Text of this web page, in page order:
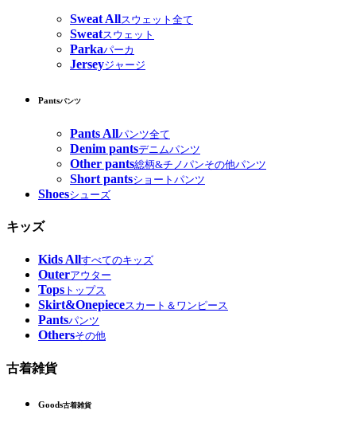
Sweat Allスウェット全て
Sweatスウェット
Parkaパーカ
Jerseyジャージ
Pantsパンツ
Pants Allパンツ全て
Denim pantsデニムパンツ
Other pants総柄&チノパンその他パンツ
Short pantsショートパンツ
Shoesシューズ
キッズ
Kids Allすべてのキッズ
Outerアウター
Tops トップス
Skirt&Onepieceスカート＆ワンピース
Pantsパンツ
Othersその他
古着雑貨
Goods古着雑貨